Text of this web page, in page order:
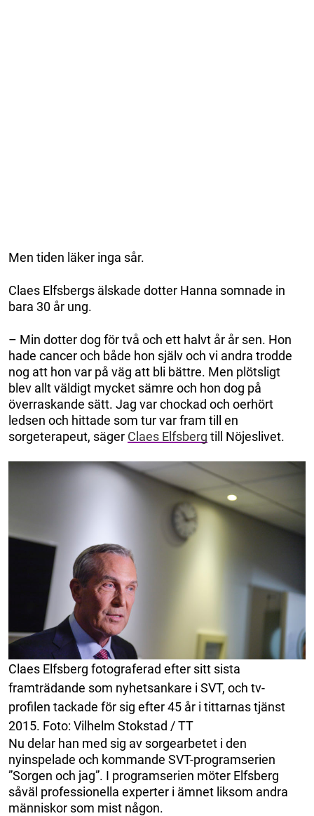
Men tiden läker inga sår.
Claes Elfsbergs älskade dotter Hanna somnade in
bara 30 år ung.
– Min dotter dog för två och ett halvt år år sen. Hon
hade cancer och både hon själv och vi andra trodde
nog att hon var på väg att bli bättre. Men plötsligt
blev allt väldigt mycket sämre och hon dog på
överraskande sätt. Jag var chockad och oerhört
ledsen och hittade som tur var fram till en
sorgeterapeut, säger Claes Elfsberg till Nöjeslivet.
Claes Elfsberg fotograferad efter sitt sista
framträdande som nyhetsankare i SVT, och tv-
profilen tackade för sig efter 45 år i tittarnas tjänst
2015. Foto: Vilhelm Stokstad / TT
Nu delar han med sig av sorgearbetet i den
nyinspelade och kommande SVT-programserien
”Sorgen och jag”. I programserien möter Elfsberg
såväl professionella experter i ämnet liksom andra
människor som mist någon.